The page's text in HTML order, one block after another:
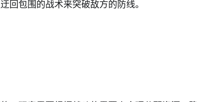
回包围的战术来突破敌方的防线。